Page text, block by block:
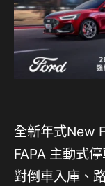
全新年式New
FAPA 主動式
對倒車入庫、